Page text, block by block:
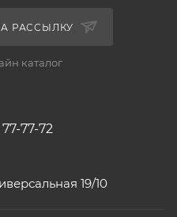
РАССЫЛКУ
каталог
77-77-72
19/10